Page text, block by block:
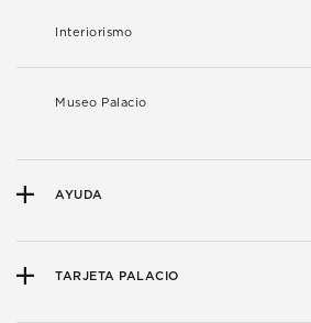
Interiorismo
Museo Palacio
AYUDA
TARJETA PALACIO